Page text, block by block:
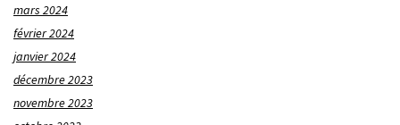
mars 2024
février 2024
janvier 2024
décembre 2023
novembre 2023